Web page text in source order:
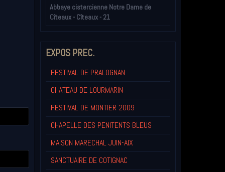
Abbaye cistercienne Notre Dame de
Cîteaux - Cîteaux - 21
EXPOS PREC.
FESTIVAL DE PRALOGNAN
CHATEAU DE LOURMARIN
FESTIVAL DE MONTIER 2009
CHAPELLE DES PENITENTS BLEUS
MAISON MARECHAL JUIN-AIX
SANCTUAIRE DE COTIGNAC